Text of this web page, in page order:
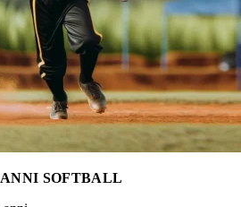
SOFTBALL